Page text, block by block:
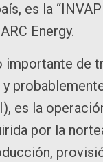
es la
Energy.
importante de
es la
por la